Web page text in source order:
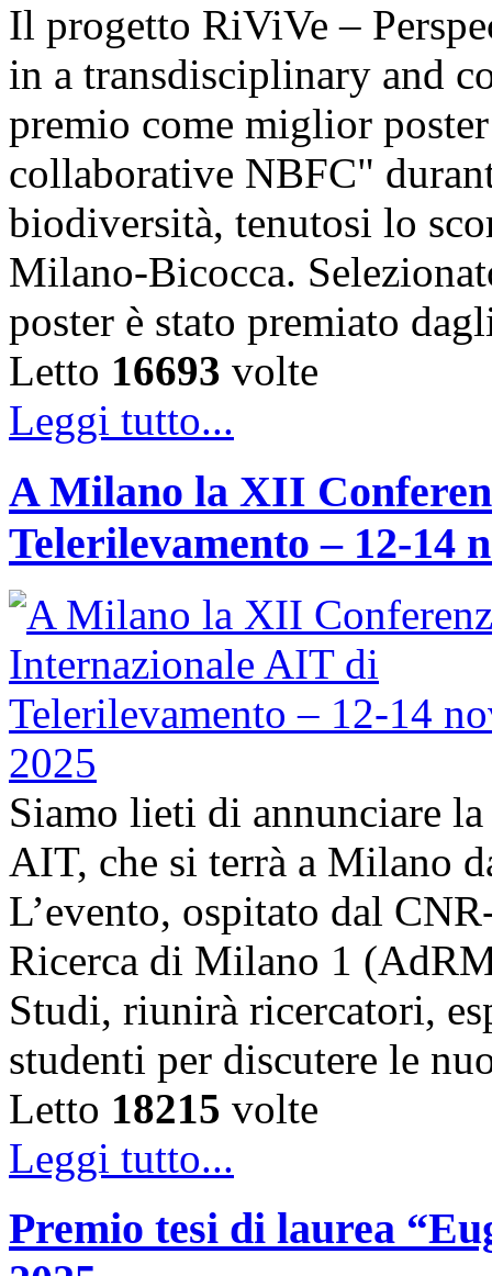
Il progetto RiViVe –
in a transdisciplinary and
premio come miglior
collaborative NBFC"
biodiversità, tenutosi lo
Milano-Bicocca.
poster è stato premiato
Letto 16693 volte
Leggi tutto...
A Milano la XII
Telerilevamento – 12-14
Siamo lieti di annunciare
AIT, che si terrà a Milano
L’evento, ospitato dal
Ricerca di Milano 1
Studi, riunirà ricercatori,
studenti per discutere le
Letto 18215 volte
Leggi tutto...
Premio tesi di laurea